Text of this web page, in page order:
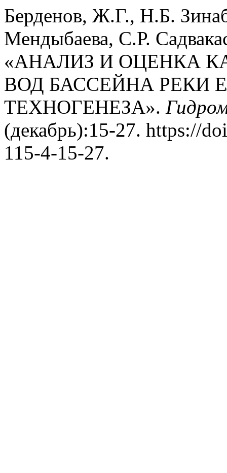
Берденов, Ж.Г., Н.Б.
Мендыбаева, С.Р.
«АНАЛИЗ И ОЦЕНКА
ВОД БАССЕЙНА РЕКИ
ТЕХНОГЕНЕЗА».
(декабрь):15-27. https://
115-4-15-27.